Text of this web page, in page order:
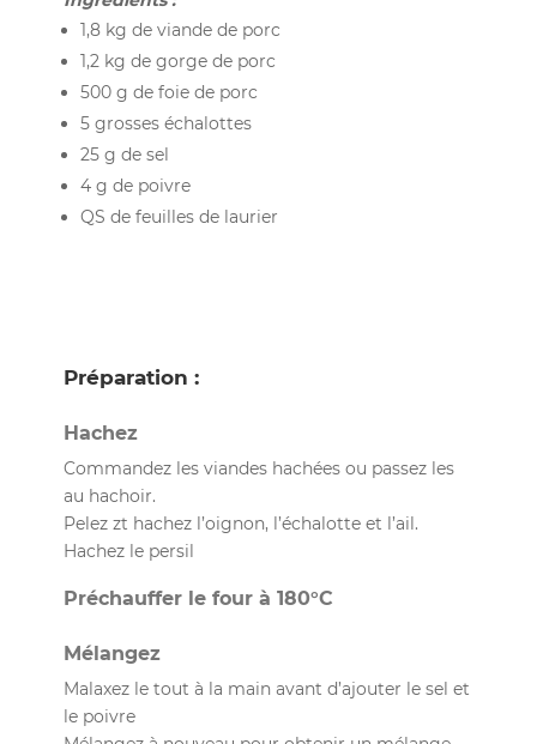
1,8 kg de viande de porc
1,2 kg de gorge de porc
500 g de foie de porc
5 grosses échalottes
25 g de sel
4 g de poivre
QS de feuilles de laurier
Préparation :
Hachez
Commandez les viandes hachées ou passez les
au hachoir.
Pelez zt hachez l’oignon, l’échalotte et l’ail.
Hachez le persil
Préchauffer le four à 180°C
Mélangez
Malaxez le tout à la main avant d’ajouter le sel et
le poivre